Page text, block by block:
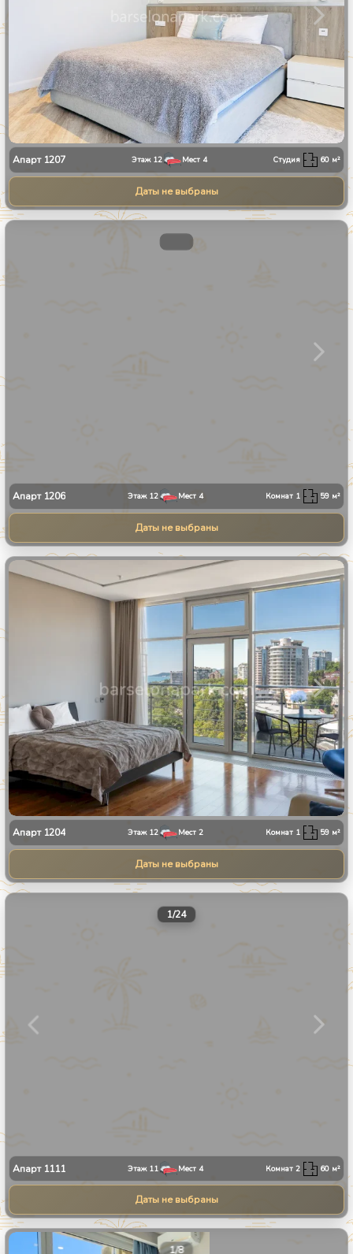
Апарт 1207 Этаж 12 Мест 4 Студия 60 м²
Даты не выбраны
Апарт 1206 Этаж 12 Мест 4 Комнат 1 59 м²
Даты не выбраны
1/27
Апарт 1204 Этаж 12 Мест 2 Комнат 1 59 м²
Даты не выбраны
1/24
Апарт 1111 Этаж 11 Мест 4 Комнат2 60 м²
Даты не выбраны
1/8